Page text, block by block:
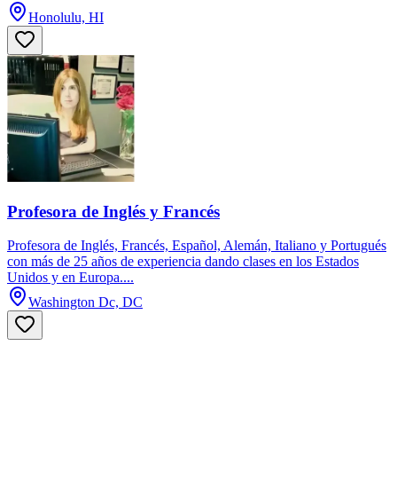
Honolulu, HI
Profesora de Inglés y Francés
Profesora de Inglés, Francés, Español, Alemán, Italiano y Portugués
con más de 25 años de experiencia dando clases en los Estados
Unidos y en Europa....
Washington Dc, DC